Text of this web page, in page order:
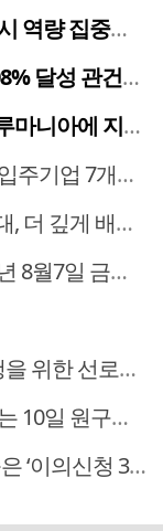
량 집중해야
은 '주민 수용성'
상국 시스템 전수
업 7개사 모집
배우는 교육
7일 금요일
한 선로관리
성 다시 돌입
’…황운하는 30일 추진